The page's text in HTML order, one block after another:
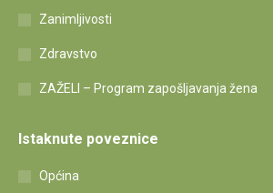
Zanimljivosti
Zdravstvo
ZAŽELI – Program zapošljavanja žena
Istaknute poveznice
Općina